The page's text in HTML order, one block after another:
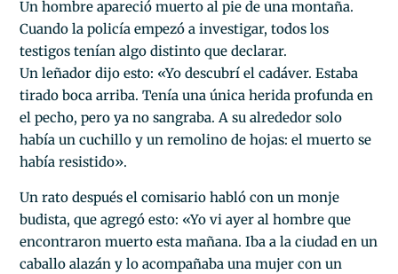
Un hombre apareció muerto al pie de una montaña.
Cuando la policía empezó a investigar, todos los
testigos tenían algo distinto que declarar.
Un leñador dijo esto: «Yo descubrí el cadáver. Estaba
tirado boca arriba. Tenía una única herida profunda en
el pecho, pero ya no sangraba. A su alrededor solo
había un cuchillo y un remolino de hojas: el muerto se
había resistido».
Un rato después el comisario habló con un monje
budista, que agregó esto: «Yo vi ayer al hombre que
encontraron muerto esta mañana. Iba a la ciudad en un
caballo alazán y lo acompañaba una mujer con un